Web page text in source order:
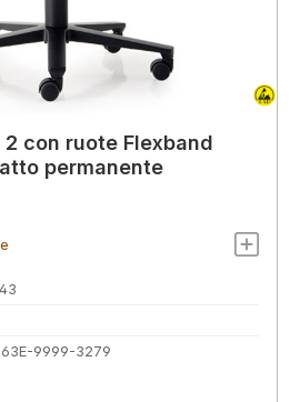
2 con ruote Flexband
permanente
9999-3279